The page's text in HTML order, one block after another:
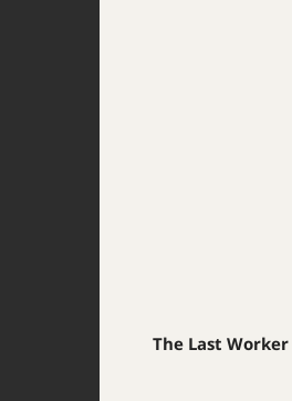
The Last Worker